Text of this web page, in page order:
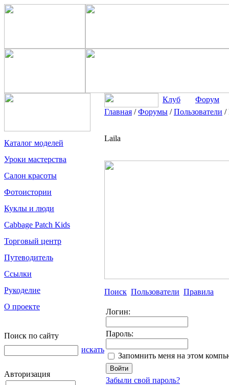
Каталог моделей
Уроки мастерства
Салон красоты
Фотоистории
Куклы и люди
Cabbage Patch Kids
Торговый центр
Путеводитель
Ссылки
Рукоделие
О проекте
Поиск по сайту
искать
Авторизация
Клуб
Форум
Главная /Форумы /Пользователи /
Laila
Поиск Пользователи Правила
Логин:
Пароль:
Запомнить меня на этом
Забыли свой пароль?